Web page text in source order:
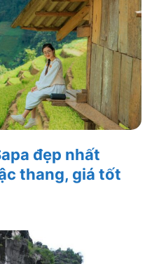
đẹp nhất
thang, giá tốt